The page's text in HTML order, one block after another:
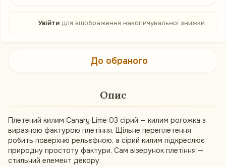
Увійтидля відображення накопичувальної знижки
До обраного
Опис
Плетений килим Canary Lime 03 сірий — килим рогожка з
виразною фактурою плетіння. Щільне переплетення
робить поверхню рельєфною, а сірий килим підкреслює
природну простоту фактури. Сам візерунок плетіння —
стильний елемент декору.